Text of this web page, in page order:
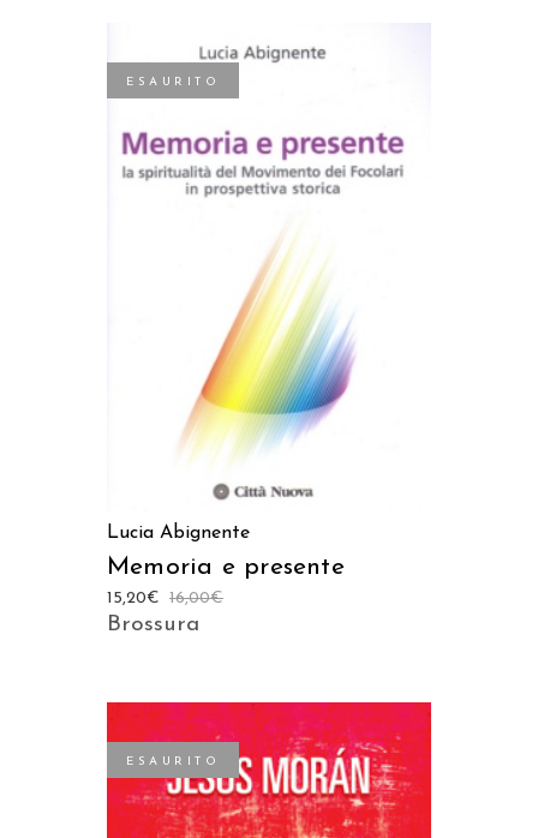
ESAURITO
LEGGI TUTTO
Lucia Abignente
Memoria e presente
16,00€
15,20€
Brossura
ESAURITO